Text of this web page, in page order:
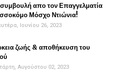
απο τον Επαγγελματία
Μόσχο Ντιώνια!
Ιουνίου 26, 2023
ζωής & αποθήκευση του
Αυγούστου 02, 2023